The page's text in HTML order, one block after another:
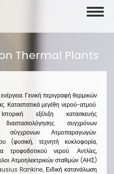
Thermal Plants
Γενική περιγραφή θερμικών
Καταστατικά μεγέθη νερού-ατμού.
εξέλιξη κατασκευής
συγχρόνων
σύγχρονων Ατμοπαραγωγών.
(φυσική, τεχνητή κυκλοφορία,
τροφοδοτικού νερού. Αντλίες,
Ατμοηλεκτρικών σταθμών (ΑΗΣ)
Rankine, Ειδική κατανάλωση